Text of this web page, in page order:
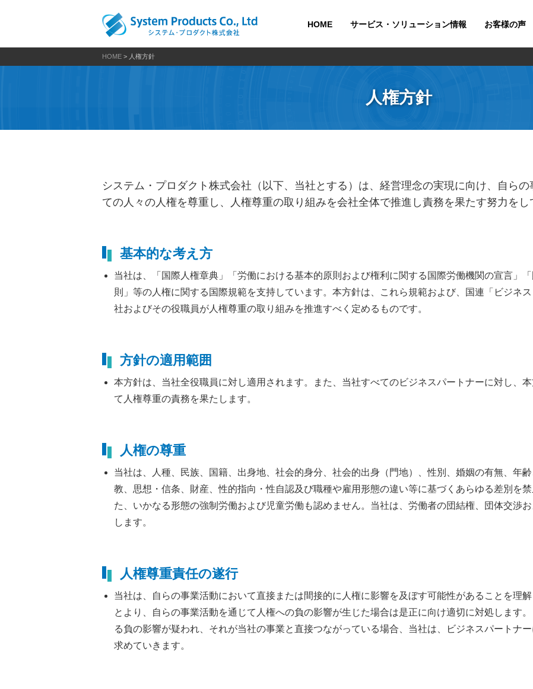
HOME サービス・ソリューション情報 お客様の声
HOME > 人権方針
人権方針
システム・プロダクト株式会社（以下、当社とする）は、経営理念の実現に向け、自ら
ての人々の人権を尊重し、人権尊重の取り組みを会社全体で推進し責務を果たす努力をし
基本的な考え方
当社は、「国際人権章典」「労働における基本的原則および権利に関する国際労働機関の宣言」
則」等の人権に関する国際規範を支持しています。本方針は、これら規範および、国連「ビジネ
社およびその役職員が人権尊重の取り組みを推進すべく定めるものです。
方針の適用範囲
本方針は、当社全役職員に対し適用されます。また、当社すべてのビジネスパートナーに対し、
て人権尊重の責務を果たします。
人権の尊重
当社は、人種、民族、国籍、出身地、社会的身分、社会的出身（門地）、性別、婚姻の有無、年
教、思想・信条、財産、性的指向・性自認及び職種や雇用形態の違い等に基づくあらゆる差別を
た、いかなる形態の強制労働および児童労働も認めません。当社は、労働者の団結権、団体交渉
します。
人権尊重責任の遂行
当社は、自らの事業活動において直接または間接的に人権に影響を及ぼす可能性があることを理
とより、自らの事業活動を通じて人権への負の影響が生じた場合は是正に向け適切に対処します
る負の影響が疑われ、それが当社の事業と直接つながっている場合、当社は、ビジネスパートナ
求めていきます。